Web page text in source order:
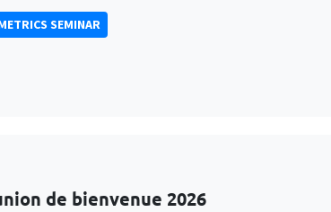
SEMINAR
de bienvenue 2026